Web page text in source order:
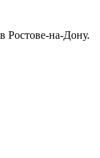
Ростове-на-Дону.